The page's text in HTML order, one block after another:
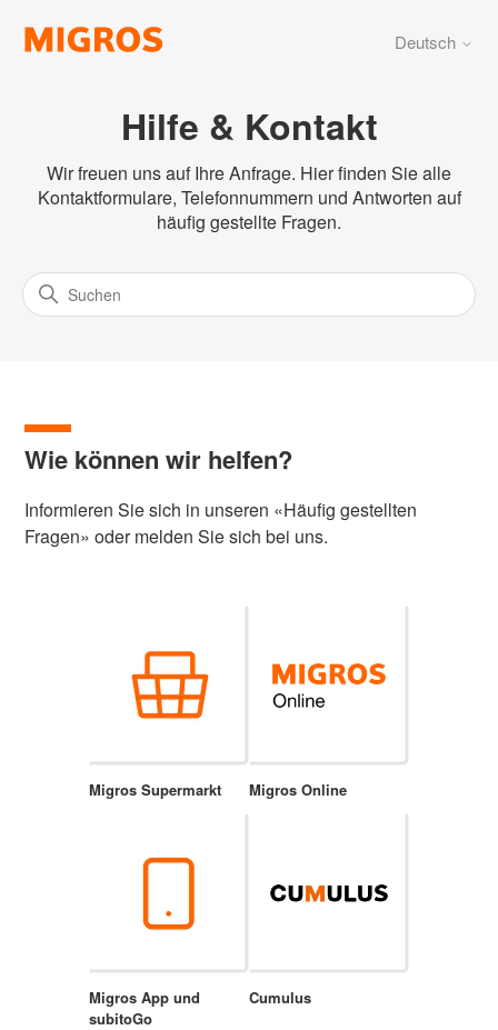
Deutsch
Hilfe & Kontakt
Wir freuen uns auf Ihre Anfrage. Hier finden Sie alle
Kontaktformulare, Telefonnummern und Antworten auf
häufig gestellte Fragen.
Wie können wir helfen?
Informieren Sie sich in unseren «Häufig gestellten
Fragen» oder melden Sie sich bei uns.
Migros Supermarkt Migros Online
Migros App und
subitoGo
Cumulus